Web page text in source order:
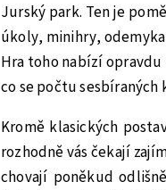
Jurský park. Ten je
úkoly, minihry,
Hra toho nabízí
co se počtu sesbíraných
Kromě klasických
rozhodně vás čekají
chovají poněkud